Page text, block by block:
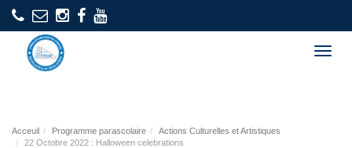
Acceuil Programme parascolaire
Actions Culturelles et Artistiques
22 Octobre 2022 : Halloween celebrations